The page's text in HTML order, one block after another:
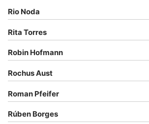
Rio Noda
Rita Torres
Robin Hofmann
Rochus Aust
Roman Pfeifer
Rúben Borges